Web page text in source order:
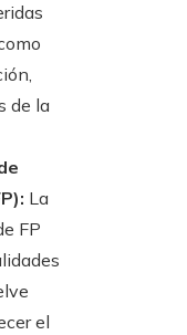
de la
La
FP
el